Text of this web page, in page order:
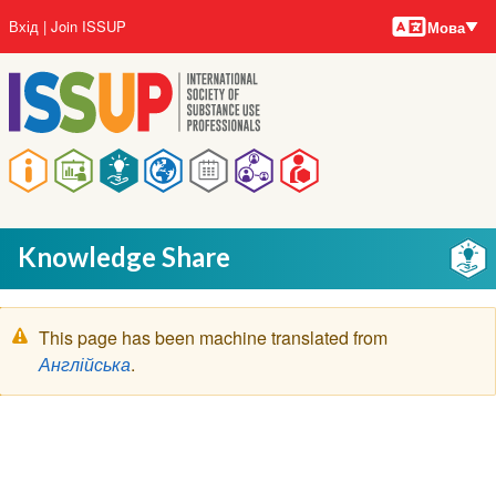
до
основного
вмісту
Main
navigation
User
account
menu
Вхід Join ISSUP Мови
Мова
Knowledge Share
Попереджувальне
повідомлення
This page has been machine translated from
Англійська.